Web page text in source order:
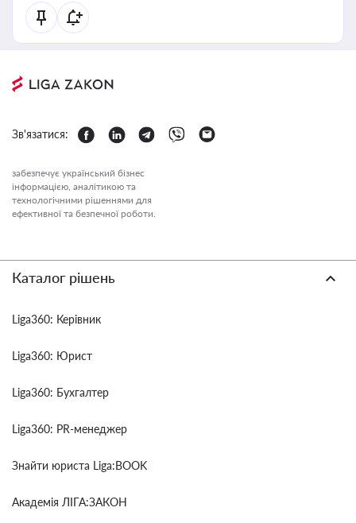
Зв'язатися:
забезпечує український бізнес
інформацією, аналітикою та
технологічними рішеннями для
ефективної та безпечної роботи.
Каталог рішень
Liga360: Керівник
Liga360: Юрист
Liga360: Бухгалтер
Liga360: PR-менеджер
Знайти юриста Liga:BOOK
Академія ЛІГА:ЗАКОН